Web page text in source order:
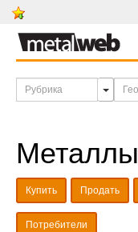
Металлы
Купить Продать
Потребители